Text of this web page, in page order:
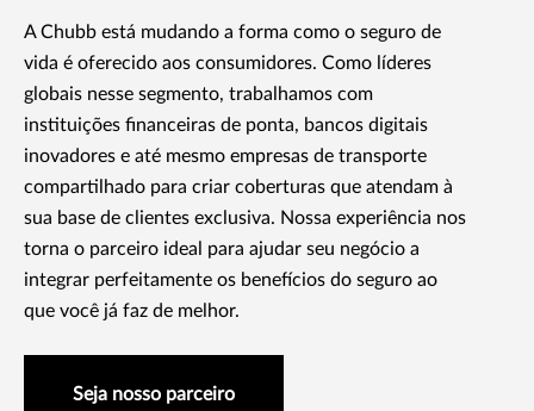
A Chubb está mudando a forma como o seguro de
vida é oferecido aos consumidores. Como líderes
globais nesse segmento, trabalhamos com
instituições financeiras de ponta, bancos digitais
inovadores e até mesmo empresas de transporte
compartilhado para criar coberturas que atendam à
sua base de clientes exclusiva. Nossa experiência nos
torna o parceiro ideal para ajudar seu negócio a
integrar perfeitamente os benefícios do seguro ao
que você já faz de melhor.
Seja nosso parceiro